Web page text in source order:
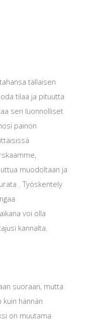
tällaisen
tilaa ja pituutta
sen luonnolliset
painon
muodoltaan ja
. Työskentely
voi olla
kannalta.
suoraan, mutta
hännän
on muutama